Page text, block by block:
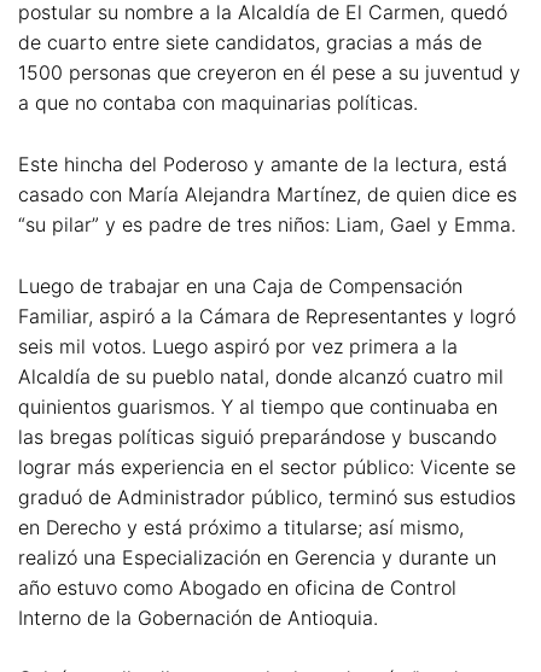
postular su nombre a la Alcaldía de El Carmen, quedó
de cuarto entre siete candidatos, gracias a más de
1500 personas que creyeron en él pese a su juventud y
a que no contaba con maquinarias políticas.
Este hincha del Poderoso y amante de la lectura, está
casado con María Alejandra Martínez, de quien dice es
“su pilar” y es padre de tres niños: Liam, Gael y Emma.
Luego de trabajar en una Caja de Compensación
Familiar, aspiró a la Cámara de Representantes y logró
seis mil votos. Luego aspiró por vez primera a la
Alcaldía de su pueblo natal, donde alcanzó cuatro mil
quinientos guarismos. Y al tiempo que continuaba en
las bregas políticas siguió preparándose y buscando
lograr más experiencia en el sector público: Vicente se
graduó de Administrador público, terminó sus estudios
en Derecho y está próximo a titularse; así mismo,
realizó una Especialización en Gerencia y durante un
año estuvo como Abogado en oficina de Control
Interno de la Gobernación de Antioquia.